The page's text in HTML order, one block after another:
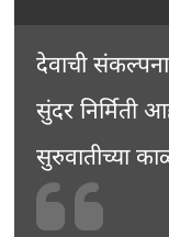
देवाची
सुंदर निर्मिती
सुरुवातीच्या